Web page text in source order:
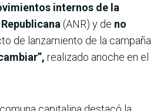
internos de la
(ANR) y de no
de lanzamiento de la campaña
realizado anoche en el